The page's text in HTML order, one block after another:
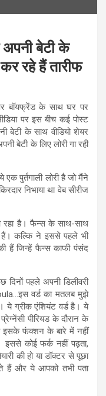
बेटी के
रहे हैं तारीफ
बॉयफ्रेंड के साथ घर पर
पर इस बीच कई पोस्ट
बेटी के साथ वीडियो शेयर
बेटी के लिए लोरी गा रही
पुर्तगाली लोरी है जो मैंने
निभाया था वेब सीरीज
रहा है। फैन्स के साथ-साथ
हैं। कल्कि ने इससे पहले भी
हैं जिन्हें फैन्स काफी पंसंद
दिनों पहले अपनी डिलीवरी
वर्ड का मतलब मुझे
ये ग्रीक एंशियंट वर्ड है। ये
पीरियड के दौरान के
इसके फंक्शन के बारे में नहीं
कोई फर्क नहीं पढ़ता,
की हो या डॉक्टर से पूछा
और ये आपको तभी पता